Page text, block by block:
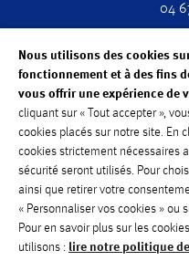
04
Lundi, Mardi, Jeudi,
Nous utilisons des cookies
fonctionnement et à des fins
vous offrir une expérience de
cliquant sur « Tout accepter »,
cookies placés sur notre site. En
cookies strictement nécessaires
sécurité seront utilisés. Pour
ainsi que retirer votre
« Personnaliser vos cookies » ou
Pour en savoir plus sur les
utilisons : lire notre politique